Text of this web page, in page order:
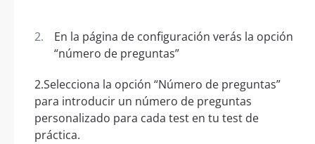
En la página de configuración verás la opción
“número de preguntas”
2.Selecciona la opción “Número de preguntas”
para introducir un número de preguntas
personalizado para cada test en tu test de
práctica.